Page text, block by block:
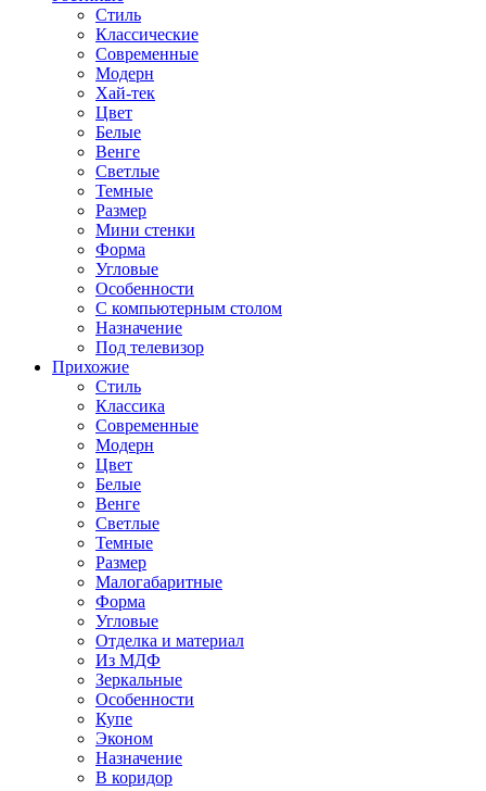
Стиль
Классические
Современные
Модерн
Хай-тек
Цвет
Белые
Венге
Светлые
Темные
Размер
Мини стенки
Форма
Угловые
Особенности
С компьютерным столом
Назначение
Под телевизор
Прихожие
Стиль
Классика
Современные
Модерн
Цвет
Белые
Венге
Светлые
Темные
Размер
Малогабаритные
Форма
Угловые
Отделка и материал
Из МДФ
Зеркальные
Особенности
Купе
Эконом
Назначение
В коридор